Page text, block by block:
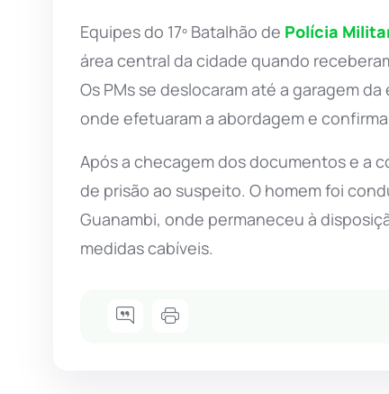
Equipes do 17º Batalhão de Polícia
área central da cidade quando
Os PMs se deslocaram até a garagem
onde efetuaram a abordagem e
Após a checagem dos documentos e a
de prisão ao suspeito. O homem foi
Guanambi, onde permaneceu à
medidas cabíveis.